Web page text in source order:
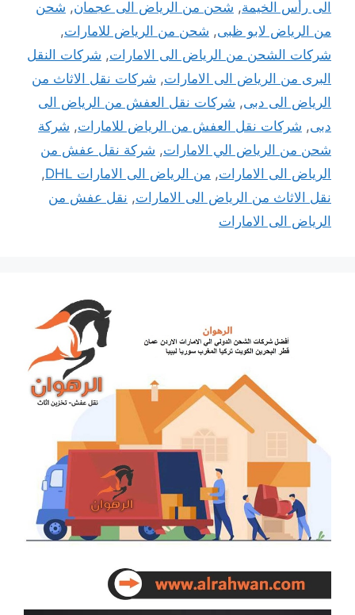
الى رأس الخيمة, شحن من الرياض الى عجمان, شحن
من الرياض لابو ظبى, شحن من الرياض للامارات,
شركات الشحن من الرياض الى الامارات, شركات النقل
البرى من الرياض الى الامارات, شركات نقل الاثاث من
الرياض الى دبى, شركات نقل العفش من الرياض الى
دبى, شركات نقل العفش من الرياض للامارات, شركة
شحن من الرياض الي الامارات, شركة نقل عفش من
الرياض الى الامارات, من الرياض الى الامارات DHL
,
نقل الاثاث من الرياض الى الامارات, نقل عفش من
الرياض الى الامارات